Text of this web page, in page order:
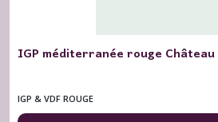
IGP méditerranée rouge
IGP & VDF ROUGE